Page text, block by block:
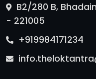
B2/280 B,
- 221005
+919984171234